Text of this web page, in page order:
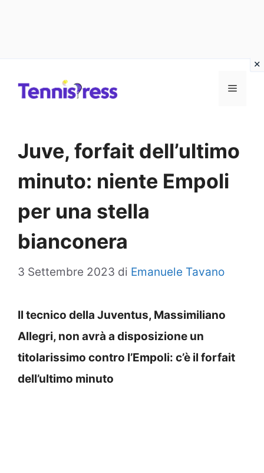
MENU
Juve, forfait dell’ultimo
minuto: niente Empoli
per una stella
bianconera
3 Settembre 2023 di Emanuele Tavano
Il tecnico della Juventus, Massimiliano
Allegri, non avrà a disposizione un
titolarissimo contro l’Empoli: c’è il forfait
dell’ultimo minuto